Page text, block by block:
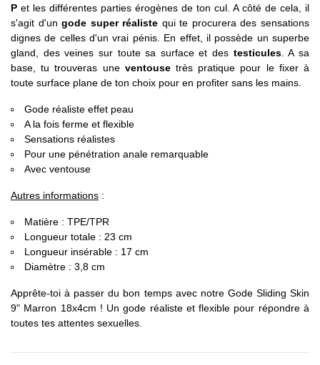
P et les différentes parties érogènes de ton cul. A côté de cela, il
s'agit d'ungode super réaliste qui te procurera des sensations
dignes de celles d'un vrai pénis. En effet, il possède un superbe
gland, des veines sur toute sa surface et des testicules. A sa
base, tu trouveras une ventousetrès pratique pour le fixer à
toute surface plane de ton choix pour en profiter sans les mains.
Gode réaliste effet peau
A la fois ferme et flexible
Sensations réalistes
Pour une pénétration anale remarquable
Avec ventouse
Autres informations :
Matière : TPE/TPR
Longueur totale : 23 cm
Longueur insérable : 17 cm
Diamètre : 3,8 cm
Apprête-toi à passer du bon temps avec notre Gode Sliding Skin
9" Marron 18x4cm ! Un gode réaliste et flexible pour répondre à
toutes tes attentes sexuelles.